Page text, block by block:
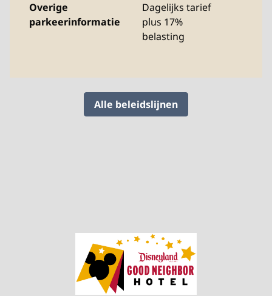
Overige
parkeerinformatie
Dagelijks tarief
plus 17%
belasting
Alle beleidslijnen